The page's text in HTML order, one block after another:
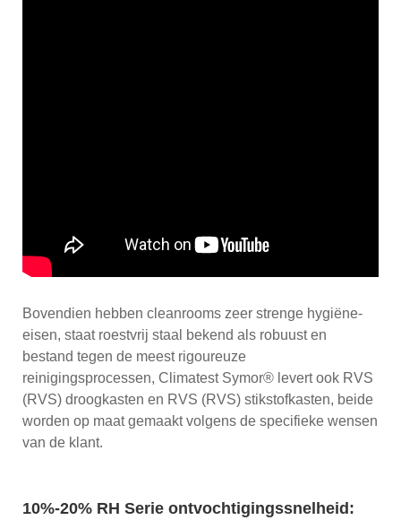
Bovendien hebben cleanrooms zeer strenge hygiëne-
eisen, staat roestvrij staal bekend als robuust en
bestand tegen de meest rigoureuze
reinigingsprocessen, Climatest Symor® levert ook RVS
(RVS) droogkasten en RVS (RVS) stikstofkasten, beide
worden op maat gemaakt volgens de specifieke wensen
van de klant.
10%-20% RH Serie ontvochtigingssnelheid: